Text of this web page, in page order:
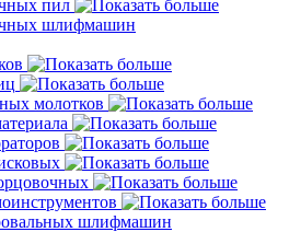
пил
шлифмашин
молотков
шлифмашин